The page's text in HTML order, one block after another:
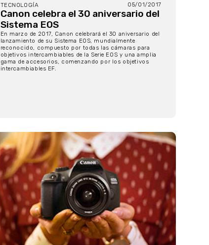
TECNOLOGÍA 05/01/2017
Canon celebra el 30 aniversario del
Sistema EOS
En marzo de 2017, Canon celebrará el 30 aniversario del
lanzamiento de su Sistema EOS, mundialmente
reconocido, compuesto por todas las cámaras para
objetivos intercambiables de la Serie EOS y una amplia
gama de accesorios, comenzando por los objetivos
intercambiables EF.